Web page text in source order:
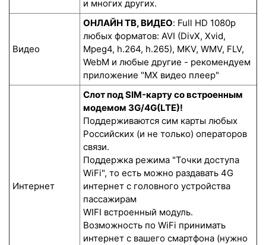
и многих других.
Видео
ОНЛАЙН ТВ, ВИДЕО: Full HD 1080p
любых форматов: AVI (DivX, Xvid,
Mpeg4, h.264, h.265), MKV, WMV, FLV,
WebM и любые другие - рекомендуем
приложение "MX видео плеер"
Интернет
Слот под SIM-карту со встроенным
модемом 3G/4G(LTE)!
Поддерживаются сим карты любых
Российских (и не только) операторов
связи.
Поддержка режима "Точки доступа
WiFi", то есть можно раздавать 4G
интернет с головного устройства
пассажирам
WIFI встроенный модуль.
Возможность по WiFi принимать
интернет с вашего смартфона (нужно